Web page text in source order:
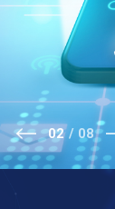
02 08